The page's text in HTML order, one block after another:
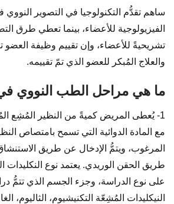
ساهم تقدُّم التكنولوجيا في التصوير النووي
الفيزيولوجية للأعضاء، بينما تعطي طرق
تشريحيةً للأعضاء، وإن تقييم وظيفة
والعلاج المُبكر للعضو الذي تمّ تقييمه.
ما هي مراحل الطب النووي
1- يُعطى المريض كميةً من النظير المُشِع
مع المادة الدوائية التي تسمح بامتصاص
المرغوب، ويتمُّ الإدخال عن طريق الاستنشاق
طريق الحقن الوريدي. يعتمد نوع
على نوع الدراسة، وجزء الجسم الذي تتمُّ
النيكليدات المُشِعّة التكنيشيوم، الثاليوم،